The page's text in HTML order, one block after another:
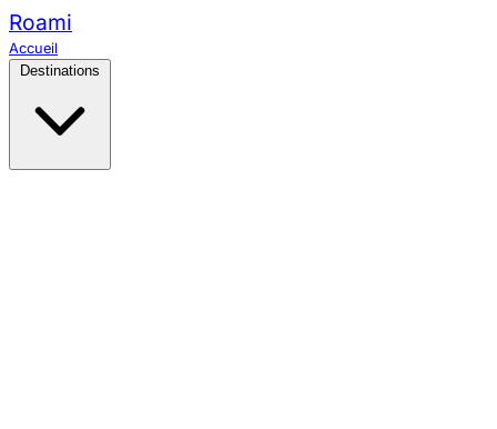
Roami
Accueil
Destinations